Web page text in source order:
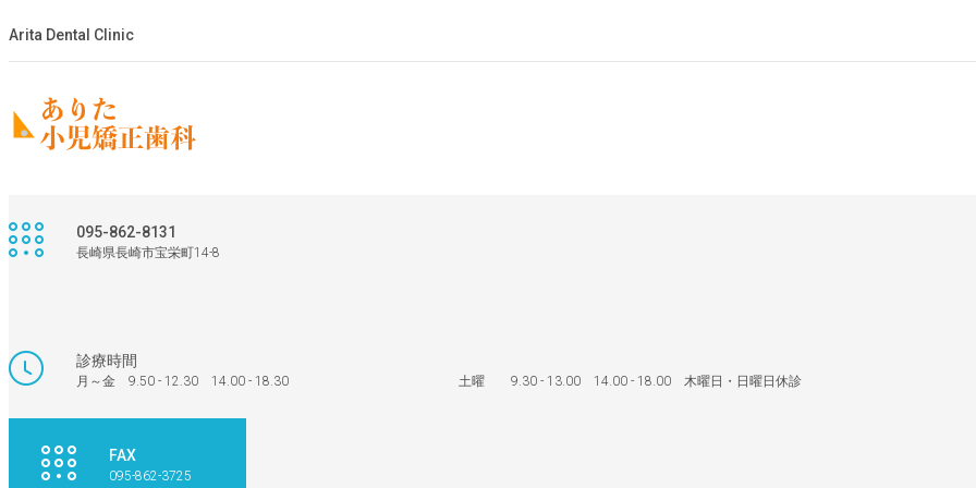
Arita Dental Clinic
095-862-8131
長崎県長崎市宝栄町14-8
診療時間
月～金 9.50 - 12.30 14.00 - 18.30 土曜 9.30 - 13.00 14.00 - 18.00 木曜日・日曜日休診
FAX
095-862-3725